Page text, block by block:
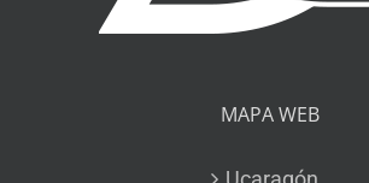
MAPA WEB